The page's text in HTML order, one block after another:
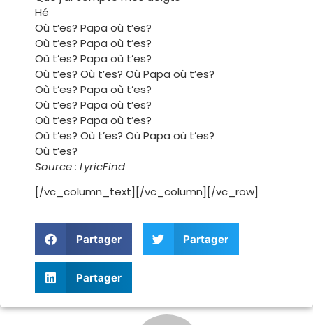
Hé
Où t’es? Papa où t’es?
Où t’es? Papa où t’es?
Où t’es? Papa où t’es?
Où t’es? Où t’es? Où Papa où t’es?
Où t’es? Papa où t’es?
Où t’es? Papa où t’es?
Où t’es? Papa où t’es?
Où t’es? Où t’es? Où Papa où t’es?
Où t’es?
Source : LyricFind
[/vc_column_text][/vc_column][/vc_row]
Partager Partager
Partager